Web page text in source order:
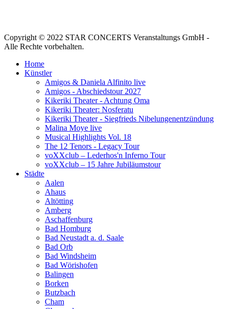
Copyright © 2022 STAR CONCERTS Veranstaltungs GmbH -
Alle Rechte vorbehalten.
Home
Künstler
Amigos & Daniela Alfinito live
Amigos - Abschiedstour 2027
Kikeriki Theater - Achtung Oma
Kikeriki Theater: Nosferatu
Kikeriki Theater - Siegfrieds Nibelungenentzündung
Malina Moye live
Musical Highlights Vol. 18
The 12 Tenors - Legacy Tour
voXXclub – Lederhos'n Inferno Tour
voXXclub – 15 Jahre Jubiläumstour
Städte
Aalen
Ahaus
Altötting
Amberg
Aschaffenburg
Bad Homburg
Bad Neustadt a. d. Saale
Bad Orb
Bad Windsheim
Bad Wörishofen
Balingen
Borken
Butzbach
Cham